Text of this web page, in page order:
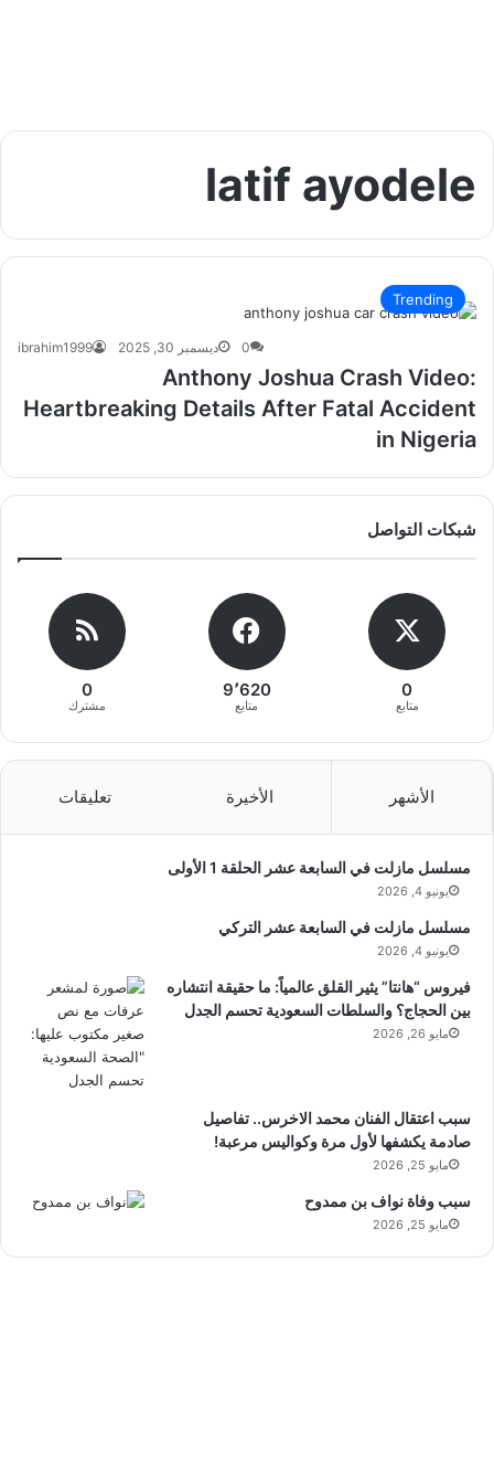
latif ayodele
Trending
ibrahim1999 ديسمبر 30, 2025 0
Anthony Joshua Crash Video:
Heartbreaking Details After Fatal Accident
in Nigeria
شبكات التواصل
0
مشترك
9٬620
متابع
0
متابع
الأشهر الأخيرة تعليقات
مسلسل مازلت في السابعة عشر الحلقة 1 الأولى
يونيو 4, 2026
مسلسل مازلت في السابعة عشر التركي
يونيو 4, 2026
فيروس “هانتا” يثير القلق عالمياً: ما حقيقة انتشاره
بين الحجاج؟ والسلطات السعودية تحسم الجدل
مايو 26, 2026
سبب اعتقال الفنان محمد الاخرس.. تفاصيل
صادمة يكشفها لأول مرة وكواليس مرعبة!
مايو 25, 2026
سبب وفاة نواف بن ممدوح
مايو 25, 2026